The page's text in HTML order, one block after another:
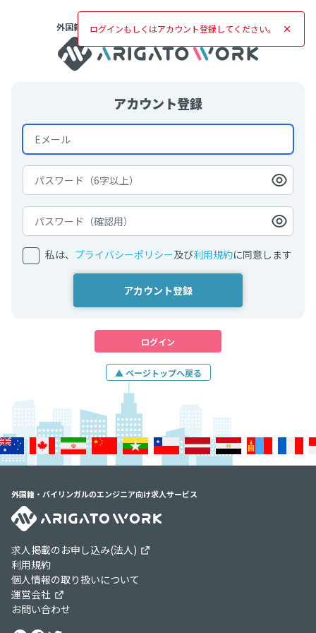
ログインもしくはアカウント登録してください。
外国籍・バイリンガルのエンジニア向け求人サービス
アカウント登録
私は、 プライバシーポリシー及び利用規約に同意します
ログイン
▲ ページトップへ戻る
外国籍・バイリンガルのエンジニア向け求人サービス
求人掲載のお申し込み(法人)
利用規約
個人情報の取り扱いについて
運営会社
お問い合わせ